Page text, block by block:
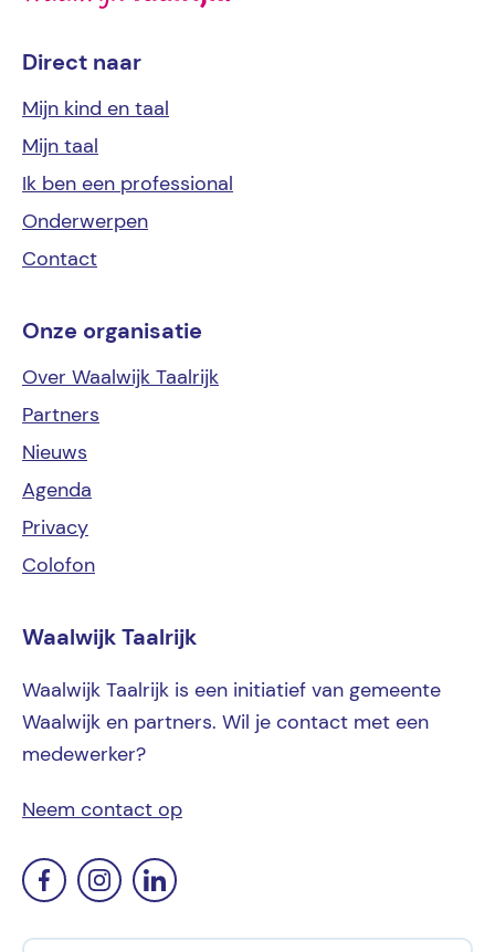
Direct naar
Mijn kind en taal
Mijn taal
Ik ben een professional
Onderwerpen
Contact
Onze organisatie
Over Waalwijk Taalrijk
Partners
Nieuws
Agenda
Privacy
Colofon
Waalwijk Taalrijk
Waalwijk Taalrijk is een initiatief van gemeente
Waalwijk en partners. Wil je contact met een
medewerker?
Neem contact op